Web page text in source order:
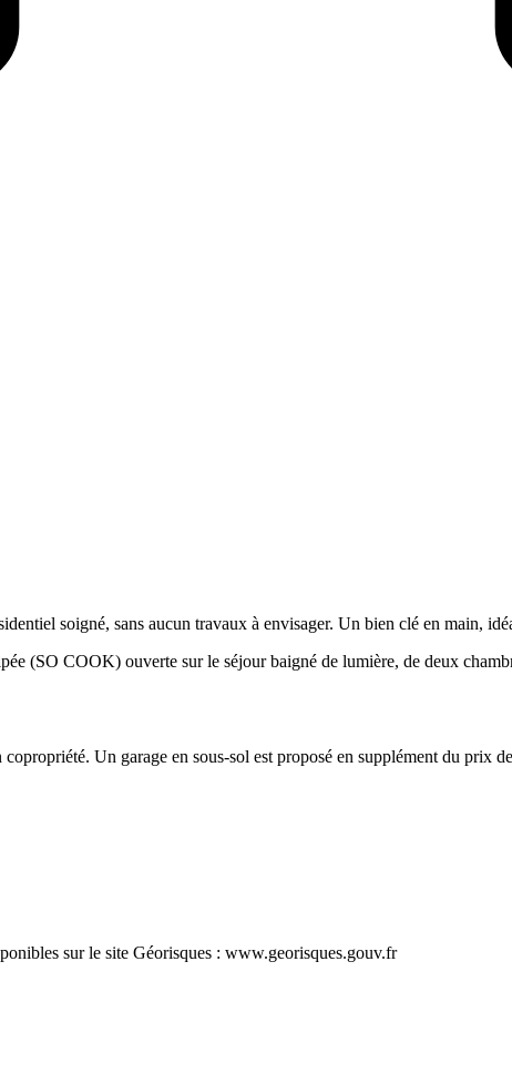
soigné, sans aucun travaux à envisager. Un bien clé en main,
(SO COOK) ouverte sur le séjour baigné de lumière, de deux
Un garage en sous-sol est proposé en supplément du prix
sur le site Géorisques : www.georisques.gouv.fr